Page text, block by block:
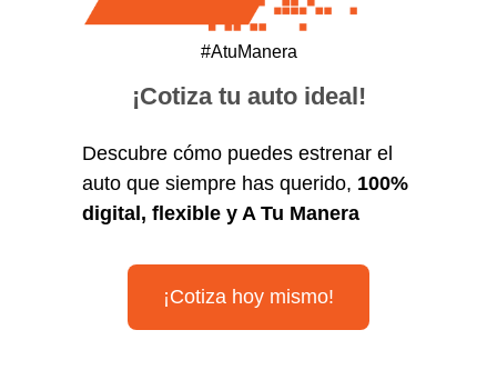
#AtuManera
¡Cotiza tu auto ideal!
Descubre cómo puedes estrenar el
auto que siempre has querido, 100%
digital, flexible y A Tu Manera
¡Cotiza hoy mismo!